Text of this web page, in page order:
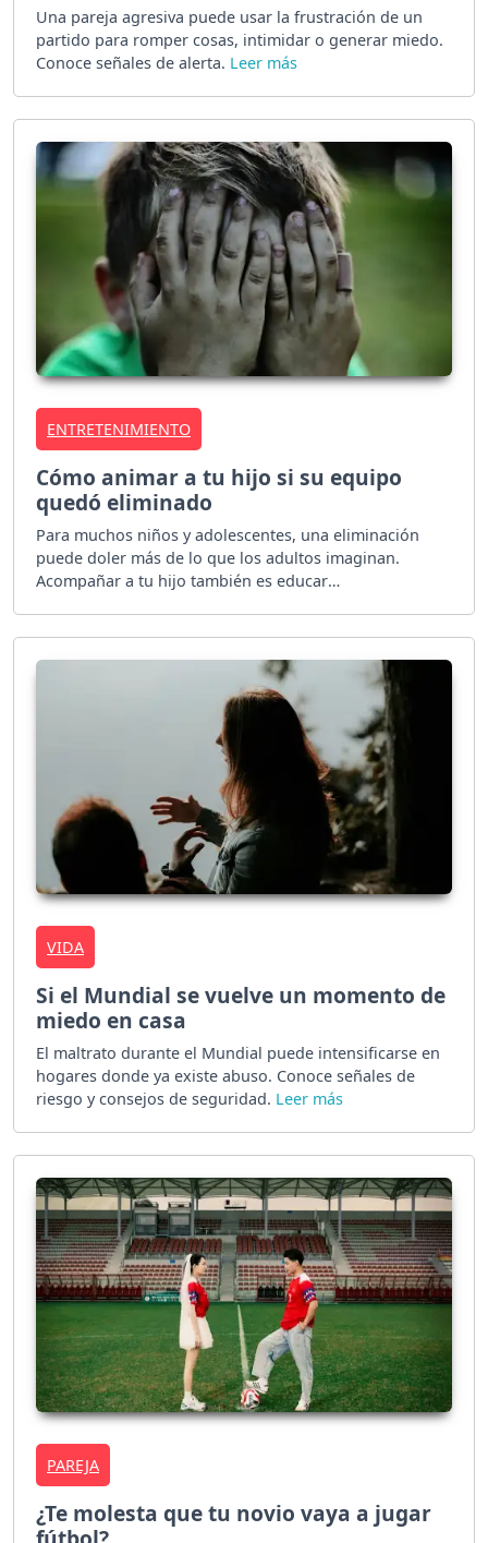
Una pareja agresiva puede usar la frustración de un
partido para romper cosas, intimidar o generar miedo.
Conoce señales de alerta.
ENTRETENIMIENTO
Cómo animar a tu hijo si su equipo
quedó eliminado
Para muchos niños y adolescentes, una eliminación
puede doler más de lo que los adultos imaginan.
Acompañar a tu hijo también es educar
VIDA
Si el Mundial se vuelve un momento de
miedo en casa
El maltrato durante el Mundial puede intensificarse en
hogares donde ya existe abuso. Conoce señales de
riesgo y consejos de seguridad.
PAREJA
¿Te molesta que tu novio vaya a jugar